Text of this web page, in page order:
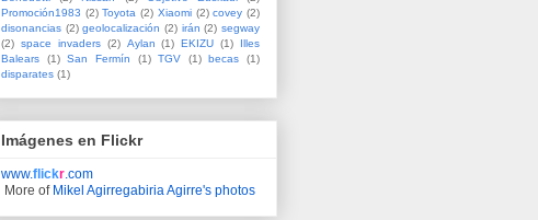
Promoción1983 (2) Toyota (2) Xiaomi (2) covey (2)
disonancias (2) geolocalización (2) irán (2) segway
(2) space invaders (2) Aylan (1) EKIZU (1)
Illes
Balears
(1) San Fermín (1) TGV (1) becas
(1)
disparates (1)
Imágenes en Flickr
www.flickr .com
More of Mikel Agirregabiria Agirre's photos